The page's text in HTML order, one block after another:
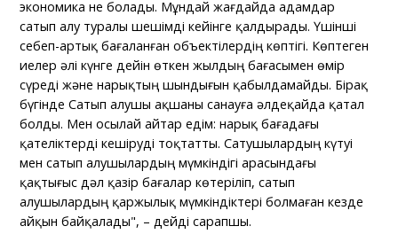
экономика не болады. Мұндай жағдайда адамдар
сатып алу туралы шешімді кейінге қалдырады. Үшінші
себеп-артық бағаланған объектілердің көптігі. Көптеген
иелер әлі күнге дейін өткен жылдың бағасымен өмір
сүреді және нарықтың шындығын қабылдамайды. Бірақ
бүгінде Сатып алушы ақшаны санауға әлдеқайда қатал
болды. Мен осылай айтар едім: нарық бағадағы
қателіктерді кешіруді тоқтатты. Сатушылардың күтуі
мен сатып алушылардың мүмкіндігі арасындағы
қақтығыс дәл қазір бағалар көтеріліп, сатып
алушылардың қаржылық мүмкіндіктері болмаған кезде
айқын байқалады", – дейді сарапшы.